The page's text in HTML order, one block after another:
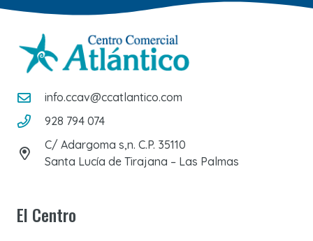
info.ccav@ccatlantico.com
928 794 074
C/ Adargoma s,n. C.P. 35110
Santa Lucía de Tirajana – Las Palmas
El Centro